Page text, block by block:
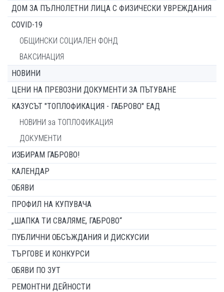
ДОМ ЗА ПЪЛНОЛЕТНИ ЛИЦА С ФИЗИЧЕСКИ УВРЕЖДАНИЯ
COVID-19
ОБЩИНСКИ СОЦИАЛЕН ФОНД
ВАКСИНАЦИЯ
НОВИНИ
ЦЕНИ НА ПРЕВОЗНИ ДОКУМЕНТИ ЗА ПЪТУВАНЕ
КАЗУСЪТ "ТОПЛОФИКАЦИЯ - ГАБРОВО" ЕАД
НОВИНИ за ТОПЛОФИКАЦИЯ
ДОКУМЕНТИ
ИЗБИРАМ ГАБРОВО!
КАЛЕНДАР
ОБЯВИ
ПРОФИЛ НА КУПУВАЧА
„ШАПКА ТИ СВАЛЯМЕ, ГАБРОВО“
ПУБЛИЧНИ ОБСЪЖДАНИЯ И ДИСКУСИИ
ТЪРГОВЕ И КОНКУРСИ
ОБЯВИ ПО ЗУТ
РЕМОНТНИ ДЕЙНОСТИ